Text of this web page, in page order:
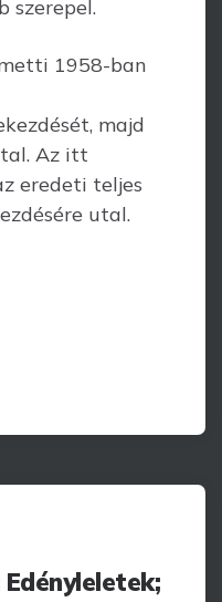
szerepel.
1958-ban
majd
Az itt
eredeti teljes
utal.